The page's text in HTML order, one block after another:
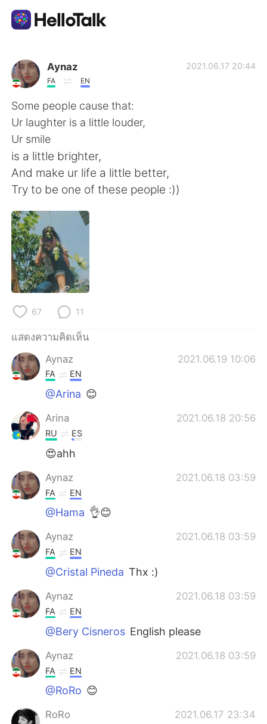
แอปแลกเปลี่ยนทางภาษา
AI Grammar Checker
ไทย
English 简体中文
繁體中文
العربية
Deutsch
Indonesia
Türkçe
Português
Aynaz
FA EN
2021.06.17 20:44
Some people cause that:
Ur laughter is a little louder,
Ur smile
is a little brighter,
And make ur life a little better,
Try to be one of these people :))
67 11
แสดงความคิดเห็น
Aynaz
2021.06.19 10:06
FA EN
@Arina 😊
Arina 2021.06.18 20:56
RU ES
😍ahh
Aynaz 2021.06.18 03:59
FA EN
@Hama 👌😊
Aynaz 2021.06.18 03:59
FA EN
@Cristal Pineda Thx :)
Aynaz 2021.06.18 03:59
FA EN
@Bery Cisneros English please
Aynaz 2021.06.18 03:59
FA EN
@RoRo 😊
RoRo 2021.06.17 23:34